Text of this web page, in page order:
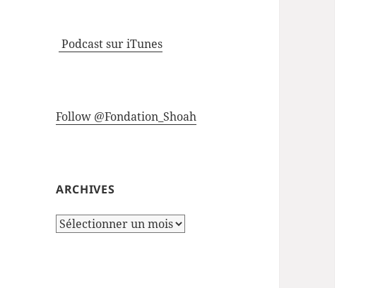
Podcast sur iTunes
Follow @Fondation_Shoah
ARCHIVES
Archives